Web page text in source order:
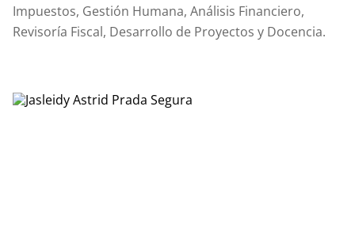
Impuestos, Gestión Humana, Análisis Financiero,
Revisoría Fiscal, Desarrollo de Proyectos y Docencia.